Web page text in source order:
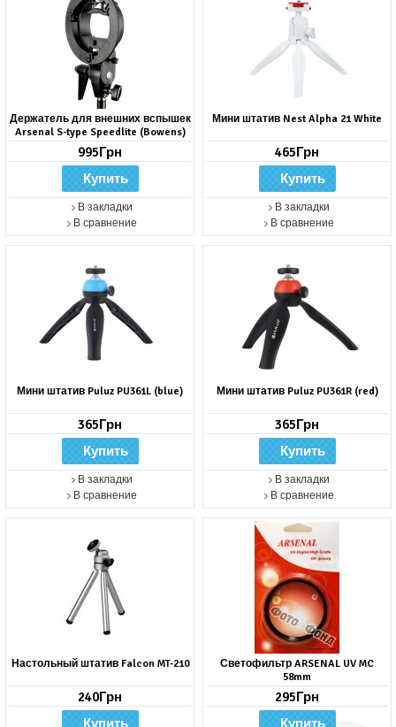
Держатель для внешних вспышек
Arsenal S-type Speedlite (Bowens)
995Грн
В закладки
В сравнение
Мини штатив Nest Alpha 21 White
465Грн
В закладки
В сравнение
Мини штатив Puluz PU361L (blue)
365Грн
В закладки
В сравнение
Мини штатив Puluz PU361R (red)
365Грн
В закладки
В сравнение
Настольный штатив Falcon MT-210
240Грн
Светофильтр ARSENAL UV MC
58mm
295Грн